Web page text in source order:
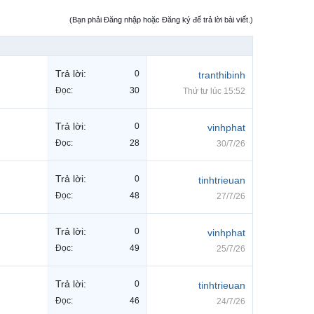
(Bạn phải Đăng nhập hoặc Đăng ký để trả lời bài viết.)
Trả lời:
0
Đọc:
30
tranthibinh
Thứ tư lúc 15:52
Trả lời:
0
Đọc:
28
vinhphat
30/7/26
Trả lời:
0
Đọc:
48
tinhtrieuan
27/7/26
Trả lời:
0
Đọc:
49
vinhphat
25/7/26
Trả lời:
0
Đọc:
46
tinhtrieuan
24/7/26